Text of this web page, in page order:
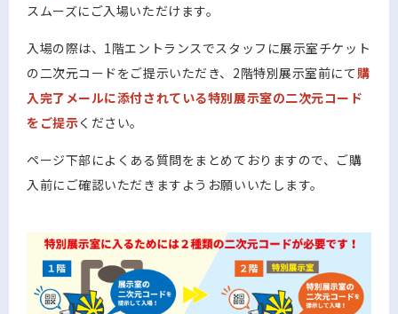
スムーズにご入場いただけます。
入場の際は、1階エントランスでスタッフに展示室チケット
の二次元コードをご提示いただき、2階特別展示室前にて 購
入完了メールに添付されている特別展示室の二次元コード
をご提示ください。
ページ下部によくある質問をまとめておりますので、ご購
入前にご確認いただきますようお願いいたします。